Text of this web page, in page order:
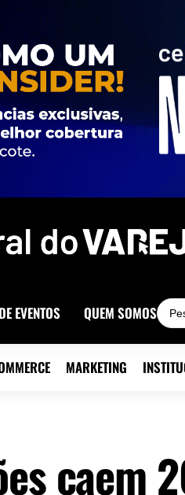
EVENTOS QUEM SOMOS
MARKETING
caem